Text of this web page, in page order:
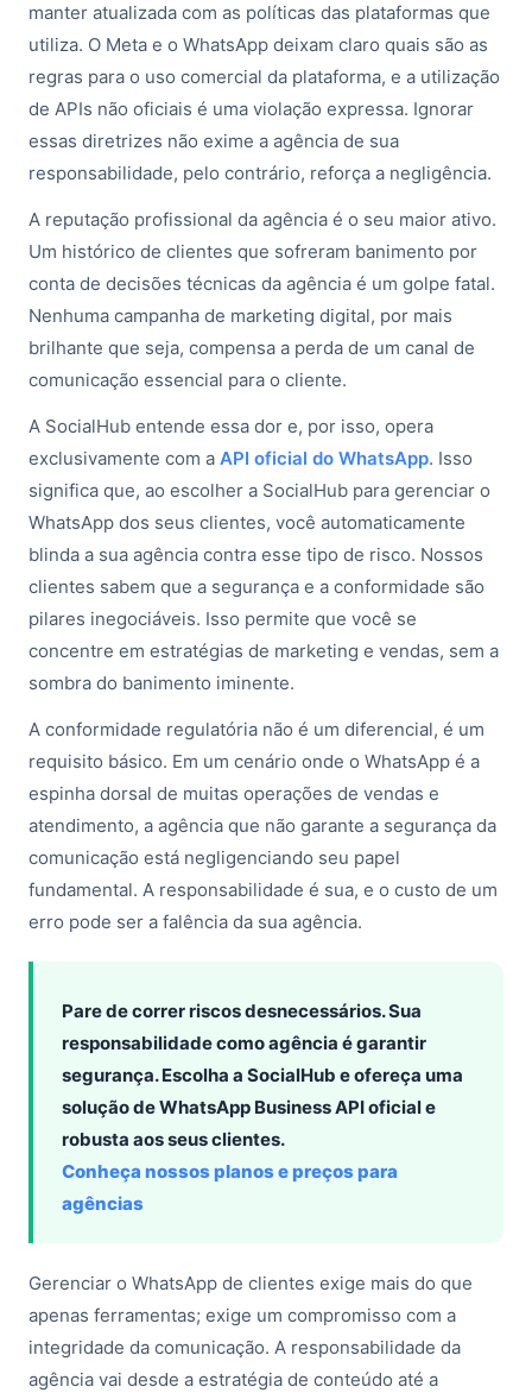
manter atualizada com as políticas das plataformas que
utiliza. O Meta e o WhatsApp deixam claro quais são as
regras para o uso comercial da plataforma, e a utilização
de APIs não oficiais é uma violação expressa. Ignorar
essas diretrizes não exime a agência de sua
responsabilidade, pelo contrário, reforça a negligência.
A reputação profissional da agência é o seu maior ativo.
Um histórico de clientes que sofreram banimento por
conta de decisões técnicas da agência é um golpe fatal.
Nenhuma campanha de marketing digital, por mais
brilhante que seja, compensa a perda de um canal de
comunicação essencial para o cliente.
A SocialHub entende essa dor e, por isso, opera
exclusivamente com a API oficial do WhatsApp. Isso
significa que, ao escolher a SocialHub para gerenciar o
WhatsApp dos seus clientes, você automaticamente
blinda a sua agência contra esse tipo de risco. Nossos
clientes sabem que a segurança e a conformidade são
pilares inegociáveis. Isso permite que você se
concentre em estratégias de marketing e vendas, sem a
sombra do banimento iminente.
A conformidade regulatória não é um diferencial, é um
requisito básico. Em um cenário onde o WhatsApp é a
espinha dorsal de muitas operações de vendas e
atendimento, a agência que não garante a segurança da
comunicação está negligenciando seu papel
fundamental. A responsabilidade é sua, e o custo de um
erro pode ser a falência da sua agência.
Pare de correr riscos desnecessários. Sua
responsabilidade como agência é garantir
segurança. Escolha a SocialHub e ofereça uma
solução de WhatsApp Business API oficial e
robusta aos seus clientes.
Conheça nossos planos e preços para
agências
Gerenciar o WhatsApp de clientes exige mais do que
apenas ferramentas; exige um compromisso com a
integridade da comunicação. A responsabilidade da
agência vai desde a estratégia de conteúdo até a